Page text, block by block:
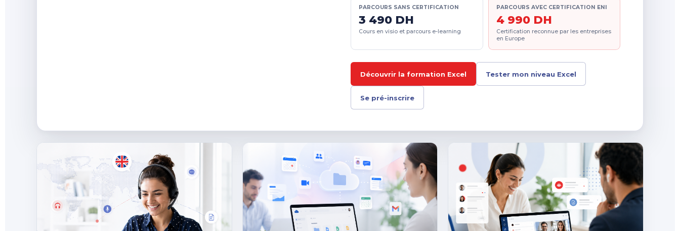
PARCOURS SANS CERTIFICATION
3 490 DH
Cours en visio et parcours e-learning
PARCOURS AVEC CERTIFICATION ENI
4 990 DH
Certification reconnue par les entreprises
en Europe
Découvrir la formation Excel Tester mon niveau Excel
Se pré-inscrire